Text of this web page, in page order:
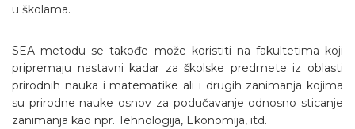
u školama.
SEA metodu se takođe može koristiti na fakultetima koji
pripremaju nastavni kadar za školske predmete iz oblasti
prirodnih nauka i matematike ali i drugih zanimanja kojima
su prirodne nauke osnov za podučavanje odnosno sticanje
zanimanja kao npr. Tehnologija, Ekonomija, itd.